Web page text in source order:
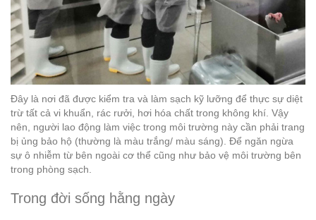
Đây là nơi đã được kiểm tra và làm sạch kỹ lưỡng để thực sự diệt
trừ tất cả vi khuẩn, rác rưởi, hơi hóa chất trong không khí. Vậy
nên, người lao động làm việc trong môi trường này cần phải trang
bị ủng bảo hộ (thường là màu trắng/ màu sáng). Để ngăn ngừa
sự ô nhiễm từ bên ngoài cơ thể cũng như bảo vệ môi trường bên
trong phòng sạch.
Trong đời sống hằng ngày